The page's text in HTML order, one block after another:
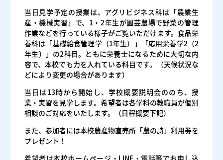
当日見学予定の授業は、アグリビジネス科は「農業生
産・機械実習」で、1・2年生が園芸農場で野菜の管理
作業などを行っている様子がご覧いただけます。食品栄
養科は「基礎給食管理学（1年生）」「応用栄養学2（2
年生）」の2科目。ともに栄養士になるために大切な内
容で、本校でも力を入れている科目です。（天候状況な
どにより変更の場合があります）
当日は13時から開始し、学校概要説明会ののち、授
業・実習を見学します。希望者は各学科の教職員が個別
相談のご対応をいたします。（日程概要下記）
また、参加者には本校農産物直売所「農の詩」利用券を
プレゼント！
希望者は本校ホームページ・LINE・電話等でお申し込